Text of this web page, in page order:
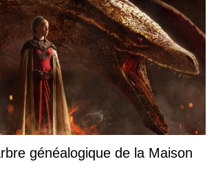
généalogique de la Maison